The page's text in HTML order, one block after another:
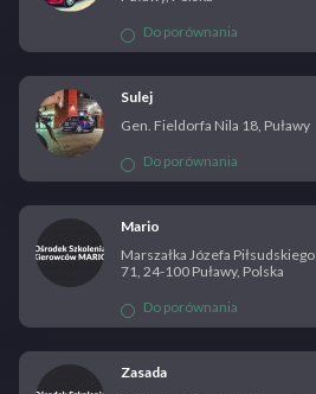
Do porównania
Sulej
Gen. Fieldorfa Nila 18, Puławy
Do porównania
Mario
Marszałka Józefa Piłsudskiego
71, 24-100 Puławy, Polska
Do porównania
Zasada